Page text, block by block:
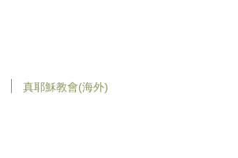
真耶穌教會(海外)